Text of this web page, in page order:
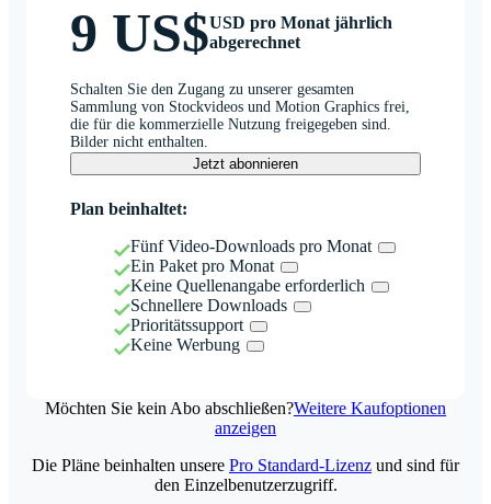
9 US$USD pro Monat jährlich
abgerechnet
Schalten Sie den Zugang zu unserer gesamten
Sammlung von Stockvideos und Motion Graphics frei,
die für die kommerzielle Nutzung freigegeben sind.
Bilder nicht enthalten.
Jetzt abonnieren
Plan beinhaltet:
Fünf Video-Downloads pro Monat
Ein Paket pro Monat
Keine Quellenangabe erforderlich
Schnellere Downloads
Prioritätssupport
Keine Werbung
Möchten Sie kein Abo abschließen?Weitere Kaufoptionen
anzeigen
Die Pläne beinhalten unsere Pro Standard-Lizenz und sind für
den Einzelbenutzerzugriff.